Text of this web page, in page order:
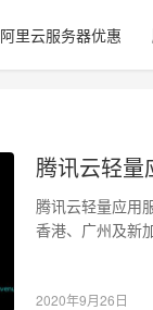
阿里云服务器优惠
腾讯云轻量
腾讯云轻量应用
香港、广州及新
2020年9月26日